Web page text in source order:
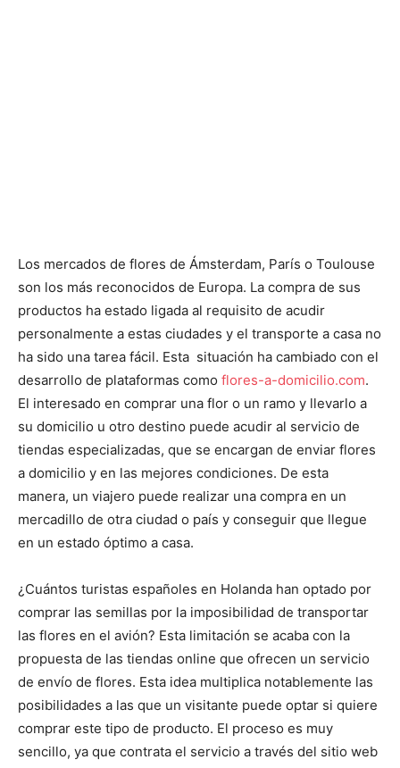
Los mercados de flores de Ámsterdam, París o Toulouse
son los más reconocidos de Europa. La compra de sus
productos ha estado ligada al requisito de acudir
personalmente a estas ciudades y el transporte a casa no
ha sido una tarea fácil. Esta situación ha cambiado con el
desarrollo de plataformas como flores-a-domicilio.com.
El interesado en comprar una flor o un ramo y llevarlo a
su domicilio u otro destino puede acudir al servicio de
tiendas especializadas, que se encargan de enviar flores
a domicilio y en las mejores condiciones. De esta
manera, un viajero puede realizar una compra en un
mercadillo de otra ciudad o país y conseguir que llegue
en un estado óptimo a casa.
¿Cuántos turistas españoles en Holanda han optado por
comprar las semillas por la imposibilidad de transportar
las flores en el avión? Esta limitación se acaba con la
propuesta de las tiendas online que ofrecen un servicio
de envío de flores. Esta idea multiplica notablemente las
posibilidades a las que un visitante puede optar si quiere
comprar este tipo de producto. El proceso es muy
sencillo, ya que contrata el servicio a través del sitio web